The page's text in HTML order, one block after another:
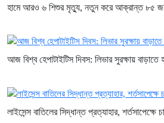
হামে আরও ৬ শিশুর মৃত্যু, নতুন করে আক্রান্ত ৮৫
আজ বিশ্ব হেপাটাইটিস দিবস: লিভার সুরক্ষায় বাড়াতে
লাইসেন্স বাতিলের সিদ্ধান্ত প্রত্যাহার,